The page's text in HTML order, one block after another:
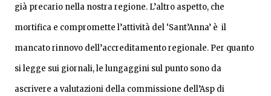
già precario nella nostra regione. L’altro aspetto, che
mortifica e compromette l’attività del ‘Sant’Anna’ è il
mancato rinnovo dell’accreditamento regionale. Per quanto
si legge sui giornali, le lungaggini sul punto sono da
ascrivere a valutazioni della commissione dell’Asp di